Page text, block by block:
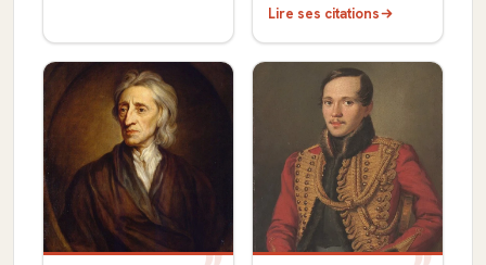
Lire ses citations